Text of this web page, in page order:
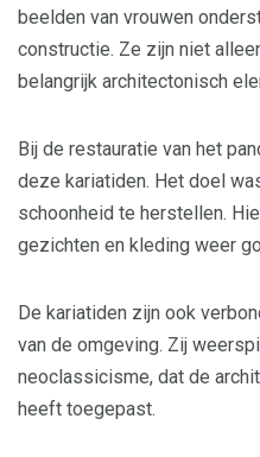
beelden van vrouwen
constructie. Ze zijn niet
belangrijk architectonisch
Bij de restauratie van het
deze kariatiden. Het doel
schoonheid te herstellen.
gezichten en kleding weer
De kariatiden zijn ook
van de omgeving. Zij
neoclassicisme, dat de
heeft toegepast.